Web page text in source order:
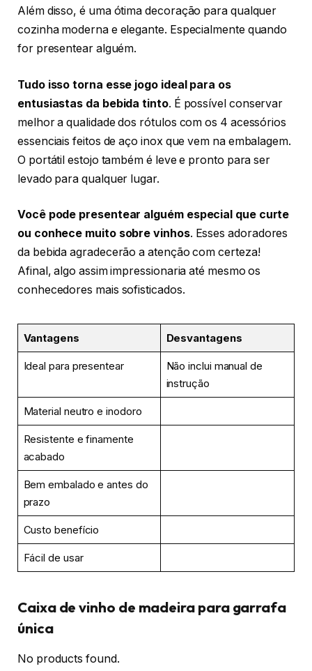
Além disso, é uma ótima decoração para qualquer
cozinha moderna e elegante. Especialmente quando
for presentear alguém.
Tudo isso torna esse jogo ideal para os
entusiastas da bebida tinto. É possível conservar
melhor a qualidade dos rótulos com os 4 acessórios
essenciais feitos de aço inox que vem na embalagem.
O portátil estojo também é leve e pronto para ser
levado para qualquer lugar.
Você pode presentear alguém especial que curte
ou conhece muito sobre vinhos. Esses adoradores
da bebida agradecerão a atenção com certeza!
Afinal, algo assim impressionaria até mesmo os
conhecedores mais sofisticados.
Vantagens Desvantagens
Ideal para presentear
Não inclui manual de
instrução
Material neutro e inodoro
Resistente e finamente
acabado
Bem embalado e antes do
prazo
Custo benefício
Fácil de usar
Caixa de vinho de madeira para garrafa
única
No products found.